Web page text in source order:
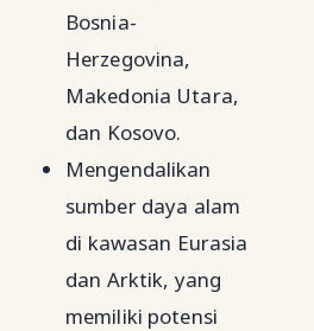
Bosnia-
Herzegovina,
Makedonia Utara,
dan Kosovo.
Mengendalikan
sumber daya alam
di kawasan Eurasia
dan Arktik, yang
memiliki potensi